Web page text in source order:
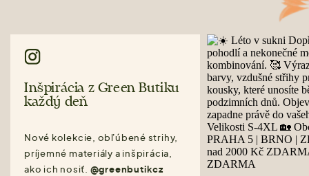
Inšpirácia z Green Butiku
každý deň
Nové kolekcie, obľúbené strihy,
príjemné materiály a inšpirácia,
ako ich nosiť. @greenbutikcz